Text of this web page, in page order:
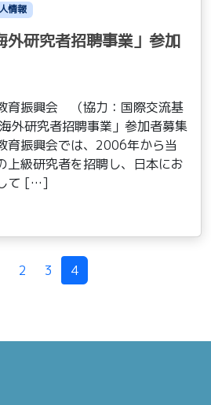
情報
外研究者招聘事業」参加
育振興会 （協力：国際交流基
外研究者招聘事業」参加者募集
振興会では、2006年から当
上級研究者を招聘し、日本にお
て […]
2 3 4